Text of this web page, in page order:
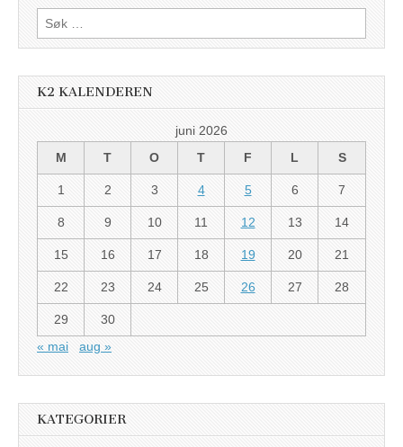
Søk
etter:
K2 KALENDEREN
juni 2026
M
T O T F L S
1 2 3 4 5 6 7
8 9 10 11 12 13 14
15 16 17 18 19 20 21
22 23 24 25 26 27 28
29
30
« mai
aug »
KATEGORIER